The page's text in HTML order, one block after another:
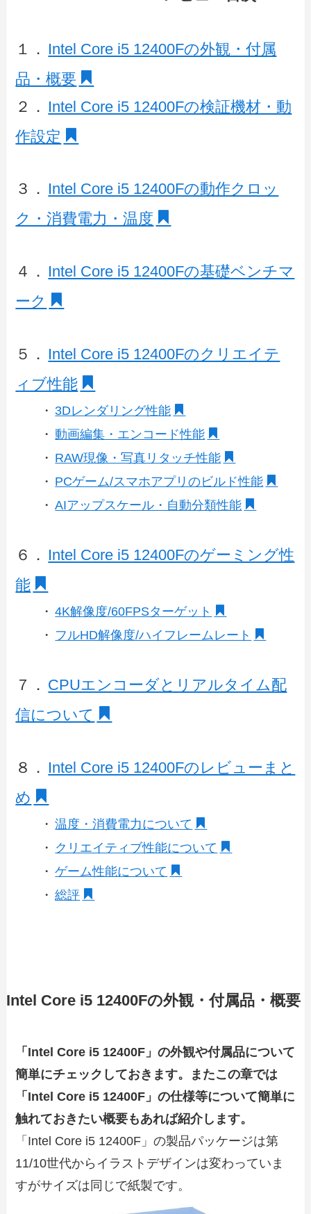
１． Intel Core i5 12400Fの外観・付属
品・概要
２． Intel Core i5 12400Fの検証機材・動
作設定
３． Intel Core i5 12400Fの動作クロッ
ク・消費電力・温度
４． Intel Core i5 12400Fの基礎ベンチマ
ーク
５． Intel Core i5 12400Fのクリエイテ
ィブ性能
・ 3Dレンダリング性能
・ 動画編集・エンコード性能
・ RAW現像・写真リタッチ性能
・ PCゲーム/スマホアプリのビルド性能
・ AIアップスケール・自動分類性能
６． Intel Core i5 12400Fのゲーミング性
能
・ 4K解像度/60FPSターゲット
・ フルHD解像度/ハイフレームレート
７． CPUエンコーダとリアルタイム配
信について
８． Intel Core i5 12400Fのレビューまと
め
・ 温度・消費電力について
・ クリエイティブ性能について
・ ゲーム性能について
・ 総評
Intel Core i5 12400Fの外観・付属品・概要
「Intel Core i5 12400F」の外観や付属品について
簡単にチェックしておきます。またこの章では
「Intel Core i5 12400F」の仕様等について簡単に
触れておきたい概要もあれば紹介します。
「Intel Core i5 12400F」の製品パッケージは第
11/10世代からイラストデザインは変わっていま
すがサイズは同じで紙製です。